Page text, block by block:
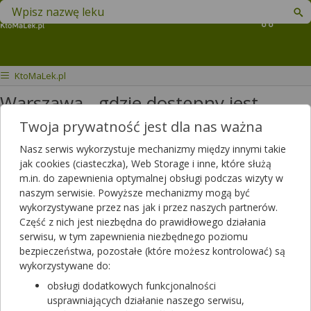
Koszyk
Znajdź lek w swojej okolicy
KtoMaLek.pl
Warszawa - gdzie dostępny jest
OxyContin 80?
proszę o rezerwacie leku oxycotin
80
Dotyczy:Kobieta, 50 lat
Odpowiedzi farmaceutów
Należy skontaktować się z apteką w której jest dostępny.
Pozdrawiam
Twoja prywatność jest dla nas ważna
Nasz serwis wykorzystuje mechanizmy między innymi takie
jak cookies (ciasteczka), Web Storage i inne, które służą
m.in. do zapewnienia optymalnej obsługi podczas wizyty w
naszym serwisie. Powyższe mechanizmy mogą być
wykorzystywane przez nas jak i przez naszych partnerów.
Część z nich jest niezbędna do prawidłowego działania
serwisu, w tym zapewnienia niezbędnego poziomu
bezpieczeństwa, pozostałe (które możesz kontrolować) są
wykorzystywane do:
obsługi dodatkowych funkcjonalności
usprawniających działanie naszego serwisu,